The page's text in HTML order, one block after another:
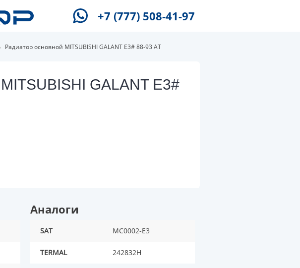
+7 (777) 508-41-97
Радиатор основной MITSUBISHI GALANT E3# 88-93 AT
GALANT E3#
Аналоги
SAT MC0002-E3
TERMAL 242832H